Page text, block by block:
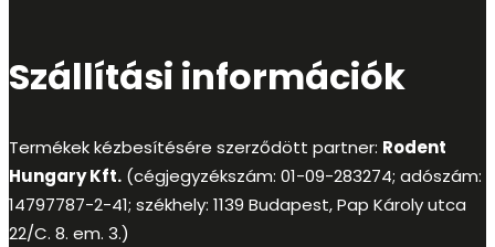
Szállítási információk
Termékek kézbesítésére szerződött partner: Rodent
Hungary Kft. (cégjegyzékszám: 01-09-283274; adószám:
14797787-2-41; székhely: 1139 Budapest, Pap Károly utca
22/C. 8. em. 3.)